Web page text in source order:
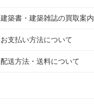
建築書・建築雑誌の買取案内
お支払い方法について
配送方法・送料について